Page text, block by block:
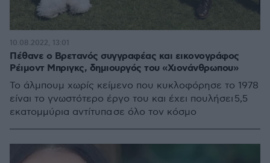
Πέθανε ο Βρετανός συγγραφέας και εικονογράφος
Ρέιμοντ Μπριγκς, δημιουργός του «Χιονάνθρωπου»
Το άλμπουμ χωρίς κείμενο που κυκλοφόρησε το 1978
είναι το γνωστότερο έργο του και έχει πουλήσει 5,5
εκατομμύρια αντίτυπα σε όλο τον κόσμο
10.08.2022, 13:01